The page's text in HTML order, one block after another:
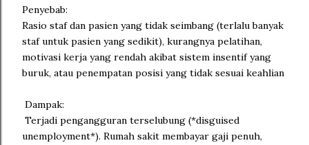
Penyebab:
Rasio staf dan pasien yang tidak seimbang (terlalu banyak
staf untuk pasien yang sedikit), kurangnya pelatihan,
motivasi kerja yang rendah akibat sistem insentif yang
buruk, atau penempatan posisi yang tidak sesuai keahlian
Dampak:
Terjadi pengangguran terselubung (*disguised
unemployment*). Rumah sakit membayar gaji penuh,